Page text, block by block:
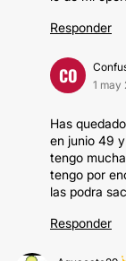
Responder
CO
1 may
Has
en junio 49
tengo
tengo por
las podra
Responder